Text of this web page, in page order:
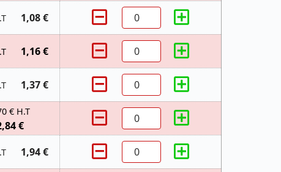
1,08 €
1,16 €
1,37 €
€ H.T
€
1,94 €